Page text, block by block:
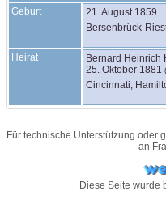
Geburt
21. August 1859
Bersenbrück-
Heirat Bernard Heinrich
25. Oktober 1881
Cincinnati,
Für technische Unterstützung oder
an
Diese Seite wurde